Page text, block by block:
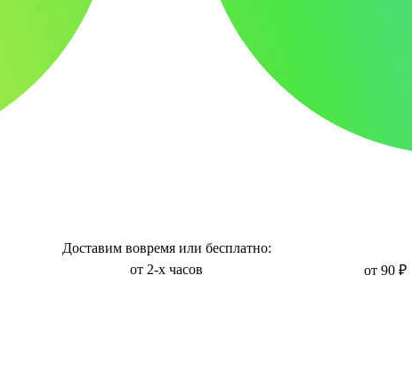
Доставим вовремя или бесплатно:
от 2-х часов от 90 ₽